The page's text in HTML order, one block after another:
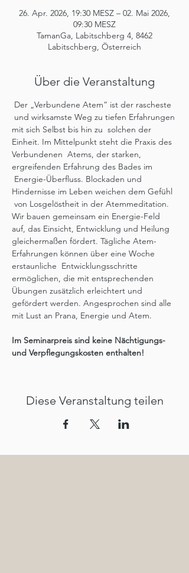
26. Apr. 2026, 19:30 MESZ – 02. Mai 2026,
09:30 MESZ
TamanGa, Labitschberg 4, 8462
Labitschberg, Österreich
Über die Veranstaltung
Der „Verbundene Atem“ ist der rascheste
und wirksamste Weg zu tiefen Erfahrungen
mit sich Selbst bis hin zu  solchen der
Einheit. Im Mittelpunkt steht die Praxis des
Verbundenen  Atems, der starken,
ergreifenden Erfahrung des Bades im
Energie-Überfluss. Blockaden und
Hindernisse im Leben weichen dem Gefühl
von Losgelöstheit in der Atemmeditation.
Wir bauen gemeinsam ein Energie-Feld
auf, das Einsicht, Entwicklung und Heilung
gleichermaßen fördert. Tägliche Atem-
Erfahrungen können über eine Woche
erstaunliche  Entwicklungsschritte
ermöglichen, die mit entsprechenden
Übungen zusätzlich erleichtert und
gefördert werden. Angesprochen sind alle
mit Lust an Prana, Energie und Atem.
Im Seminarpreis sind keine Nächtigungs-
und Verpflegungskosten enthalten!
Diese Veranstaltung teilen